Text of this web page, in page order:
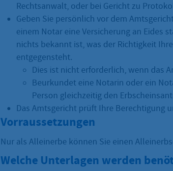
Rechtsanwalt, oder bei Gericht zu
Geben Sie persönlich vor dem
einem Notar eine Versicherung an Eides
nichts bekannt ist, was der Richtigkeit
entgegensteht.
Dies ist nicht erforderlich, wenn das
Beurkundet eine Notarin oder ein
Person gleichzeitig den
Das Amtsgericht prüft Ihre Berechtigung
Vorraussetzungen
Nur als Alleinerbe können Sie einen
Welche Unterlagen werden